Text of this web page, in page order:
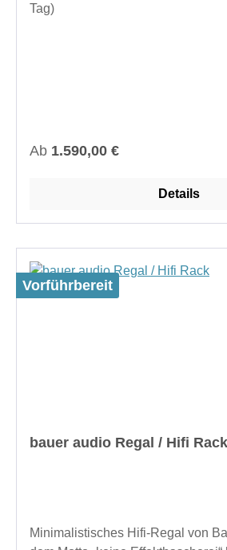
bekannten Regalen. Die
zur
Gelenkfüße zur Aufstellung auf
EbenenFertigung in Bayernzwei
Ebenen auf AnfrageAusführung:
Breite: 63,5cmdoppelte Breite:
52cmBodendicke: 2,7cm
Tag)
Regulärer Preis:
Ab 1.590,00 €
Details
Vorführbereit
bauer audio Regal / Hifi Rack
Minimalistisches Hifi-Regal von